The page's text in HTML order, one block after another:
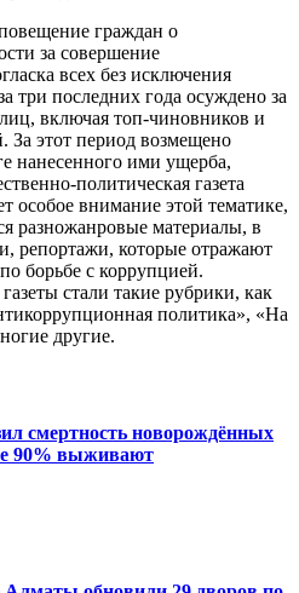
граждан о
за совершение
всех без исключения
три последних года осуждено за
включая топ-чиновников и
За этот период возмещено
нанесенного ими ущерба,
политическая газета
особое внимание этой тематике,
разножанровые материалы, в
репортажи, которые отражают
борьбе с коррупцией.
стали такие рубрики, как
политика», «На
другие.
смертность новорождённых
90% выживают